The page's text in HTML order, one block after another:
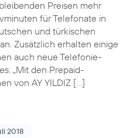
Preisen mehr
für Telefonate in
und türkischen
Zusätzlich erhalten einige
auch neue Telefonie-
„Mit den Prepaid-
von AY YILDIZ […]
2018